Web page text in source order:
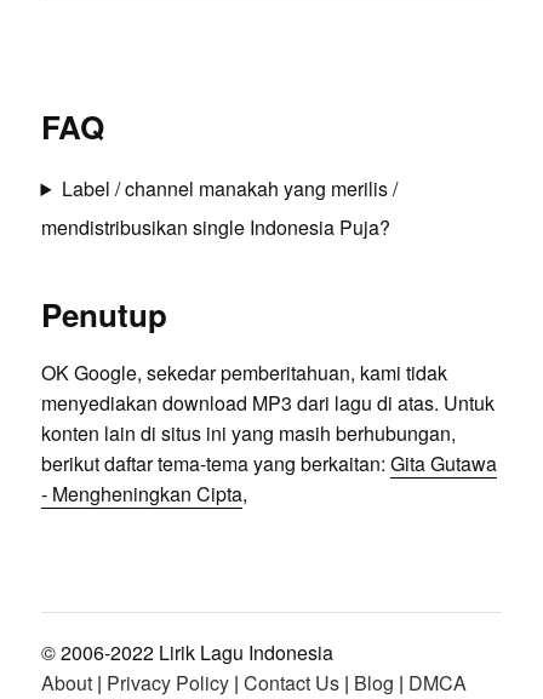
FAQ
Label / channel manakah yang merilis /
mendistribusikan single Indonesia Puja?
Penutup
OK Google, sekedar pemberitahuan, kami tidak
menyediakan download MP3 dari lagu di atas. Untuk
konten lain di situs ini yang masih berhubungan,
berikut daftar tema-tema yang berkaitan: Gita Gutawa
- Mengheningkan Cipta,
© 2006-2022 Lirik Lagu Indonesia
About| Privacy Policy| Contact Us| Blog | DMCA